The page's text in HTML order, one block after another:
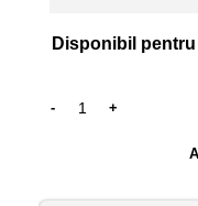
Disponibil